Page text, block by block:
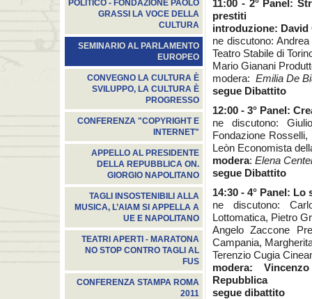
POLITICO - FONDAZIONE PAOLO
GRASSI LA VOCE DELLA
CULTURA
SEMINARIO AL PARLAMENTO
EUROPEO
CONVEGNO LA CULTURA È
SVILUPPO, LA CULTURA È
PROGRESSO
CONFERENZA "COPYRIGHT E
INTERNET"
APPELLO AL PRESIDENTE
DELLA REPUBBLICA ON.
GIORGIO NAPOLITANO
TAGLI INSOSTENIBILI ALLA
MUSICA, L’AIAM SI APPELLA A
UE E NAPOLITANO
TEATRI APERTI - MARATONA
NO STOP CONTRO TAGLI AL
FUS
CONFERENZA STAMPA ROMA
2011
11:00 - 2° Panel:
prestiti
introduzione: David
ne discutono:
Teatro Stabile di
Mario Gianani
modera: Emilia De
segue Dibattito
12:00 - 3° Panel:
ne discutono:
Fondazione
Leòn Economista
modera: Elena
segue Dibattito
14:30 - 4° Panel:
ne discutono:
Lottomatica, Pietro
Angelo Zaccone
Campania,
Terenzio Cugia
modera:
Repubblica
segue dibattito